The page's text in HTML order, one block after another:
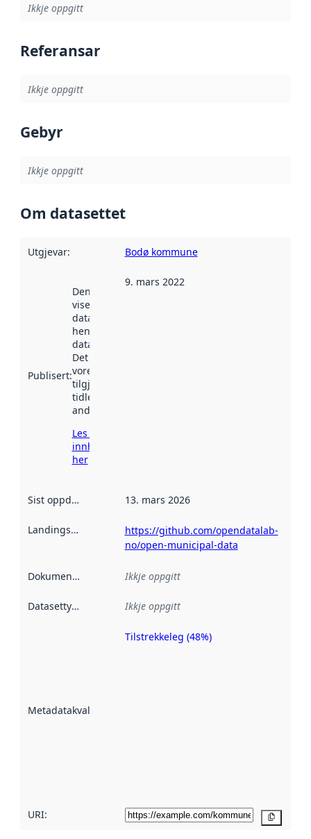
Ikkje oppgitt
Referansar
Ikkje oppgitt
Gebyr
Ikkje oppgitt
Om datasettet
Utgjevar: Bodø kommune
Publisert:
Denne datoen
viser når
datasettet vart
henta inn av
data.norge.no.
Det kan ha
vore
tilgjengeleg
tidlegare
andre stader.
Les meir om
innhenting
her
9. mars 2022
Sist oppdatert 13. mars 2026
Landingsside
https://github.com/opendatalab-
no/open-municipal-data
Dokumentasjon Ikkje oppgitt
Datasettype Ikkje oppgitt
Metadatakvalitet
Metadatakvalitet
Tilstrekkeleg (48%)
URI: